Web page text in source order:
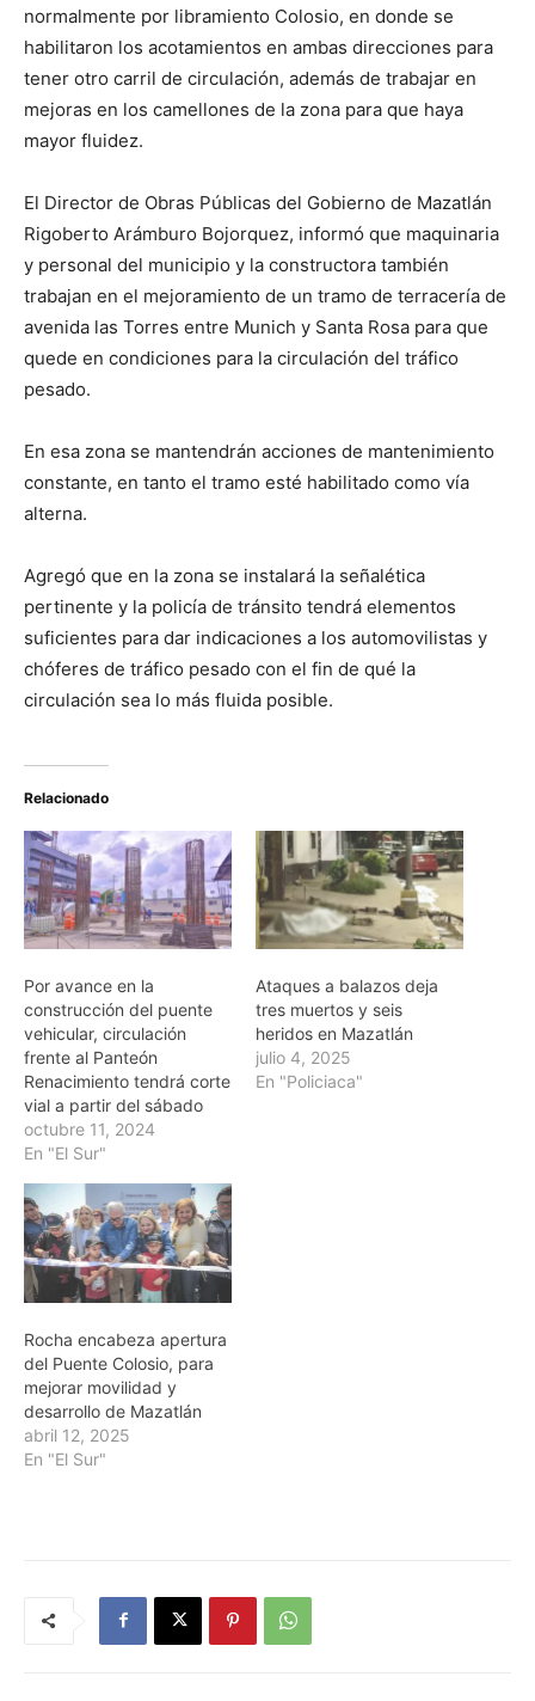
normalmente por libramiento Colosio, en donde se
habilitaron los acotamientos en ambas direcciones para
tener otro carril de circulación, además de trabajar en
mejoras en los camellones de la zona para que haya
mayor fluidez.
El Director de Obras Públicas del Gobierno de Mazatlán
Rigoberto Arámburo Bojorquez, informó que maquinaria
y personal del municipio y la constructora también
trabajan en el mejoramiento de un tramo de terracería de
avenida las Torres entre Munich y Santa Rosa para que
quede en condiciones para la circulación del tráfico
pesado.
En esa zona se mantendrán acciones de mantenimiento
constante, en tanto el tramo esté habilitado como vía
alterna.
Agregó que en la zona se instalará la señalética
pertinente y la policía de tránsito tendrá elementos
suficientes para dar indicaciones a los automovilistas y
chóferes de tráfico pesado con el fin de qué la
circulación sea lo más fluida posible.
Relacionado
Por avance en la
construcción del puente
vehicular, circulación
frente al Panteón
Renacimiento tendrá corte
vial a partir del sábado
octubre 11, 2024
En "El Sur"
Ataques a balazos deja
tres muertos y seis
heridos en Mazatlán
julio 4, 2025
En "Policiaca"
Rocha encabeza apertura
del Puente Colosio, para
mejorar movilidad y
desarrollo de Mazatlán
abril 12, 2025
En "El Sur"